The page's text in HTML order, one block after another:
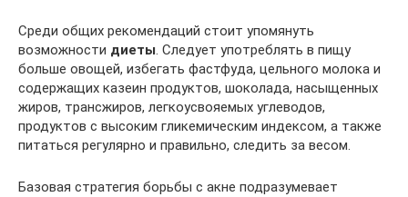
Среди общих рекомендаций стоит упомянуть
возможности диеты. Следует употреблять в пищу
больше овощей, избегать фастфуда, цельного молока и
содержащих казеин продуктов, шоколада, насыщенных
жиров, трансжиров, легкоусвояемых углеводов,
продуктов с высоким гликемическим индексом, а также
питаться регулярно и правильно, следить за весом.
Базовая стратегия борьбы с акне подразумевает